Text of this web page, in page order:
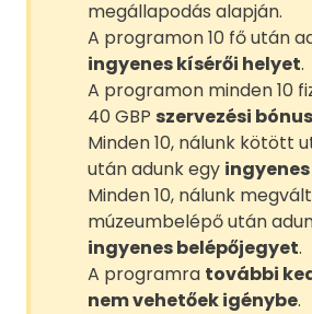
megállapodás alapján.
A programon 10 fő után
ingyenes kísérői helyet.
A programon minden 10
40 GBP szervezési
Minden 10, nálunk kötött
után adunk egy
Minden 10, nálunk
múzeumbelépő után
ingyenes belépőjegyet.
A programra további
nem vehetőek igénybe.